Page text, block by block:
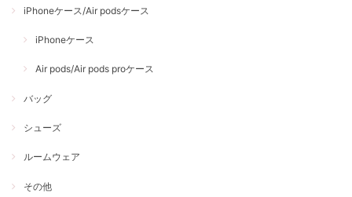
iPhoneケース/Air podsケース
iPhoneケース
Air pods/Air pods proケース
バッグ
シューズ
ルームウェア
その他